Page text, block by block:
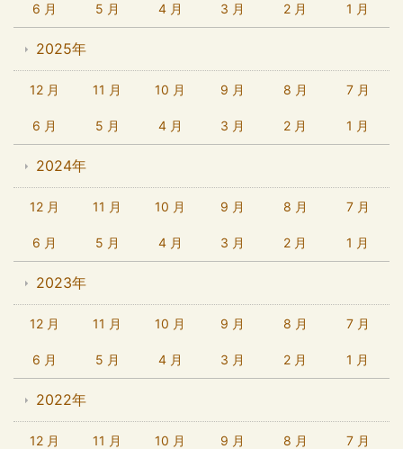
6 月 5 月 4 月 3 月 2 月 1 月
2025年
12 月 11 月 10 月 9 月 8 月 7 月
6 月 5 月 4 月 3 月 2 月 1 月
2024年
12 月 11 月 10 月 9 月 8 月 7 月
6 月 5 月 4 月 3 月 2 月 1 月
2023年
12 月 11 月 10 月 9 月 8 月 7 月
6 月 5 月 4 月 3 月 2 月 1 月
2022年
12 月 11 月 10 月 9 月 8 月 7 月